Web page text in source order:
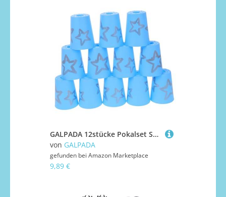
GALPADA 12stücke Pokalset Stapeltraining Becher Set Pokalspiel Geschwindigkeitsspiele Becher Sportpokale Pokalset Spiele
von GALPADA
gefunden bei Amazon Marketplace
9,89 €